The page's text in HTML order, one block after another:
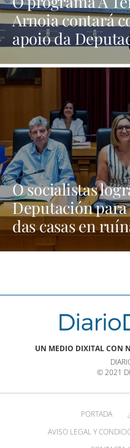
Arnoia contará
apoio da
O socialistas
Deputación
das casas en
NOTICIAS XINZO
UN MEDIO DIXITAL CON
© 2021
PORTADA
AVISO LEGAL Y